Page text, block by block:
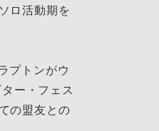
ロ活動期を
プトンがウ
ー・フェス
の盟友との